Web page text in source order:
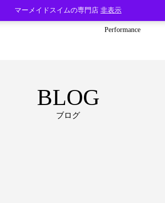
Performance
BLOG
ブログ
マーメイドスイムの専門店 非表示